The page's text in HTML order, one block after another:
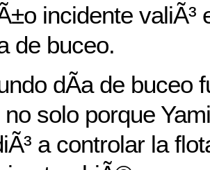
incidente valiÃ³
de buceo.
dÃ­a de buceo
solo porque
a controlar la